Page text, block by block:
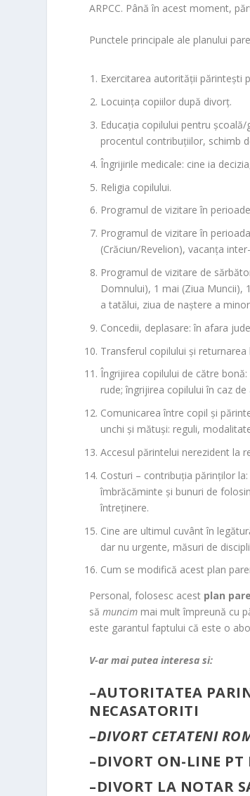
ARPCC. Până în acest moment,
Punctele principale ale planului
Exercitarea autorității părintești
Locuința copiilor după divorț.
Educația copilului pentru
procentul contribuțiilor, schimb
Îngrijirile medicale: cine ia
Religia copilului.
Programul de vizitare în
Programul de vizitare în
(Crăciun/Revelion), vacanța
Programul de vizitare de
Domnului), 1 mai (Ziua Muncii),
a tatălui, ziua de naștere a
Concedii, deplasare: în afara
Transferul copilului și
Îngrijirea copilului de către
rude; îngrijirea copilului în caz
Comunicarea între copil și
unchi și mătuși: reguli,
Accesul părintelui nerezident la
Costuri – contribuția părinților
îmbrăcăminte și bunuri de
întreținere.
Cine are ultimul cuvânt în
dar nu urgente, măsuri de
Cum se modifică acest plan
Personal, folosesc acest plan
sămuncim mai mult împreună cu
este garantul faptului că este o
V-ar mai putea interesa si:
–AUTORITATEA
NECASATORITI
–DIVORT CETATENI
–DIVORT ON-LINE
–DIVORT LA NOTAR